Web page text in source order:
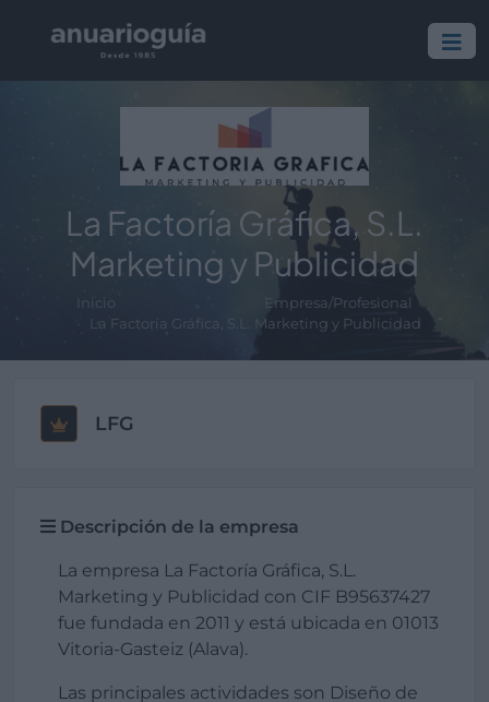
La Factoría Gráfica, S.L.
Marketing y Publicidad
Inicio
Empresa/Profesional
La Factoría Gráfica, S.L. Marketing y Publicidad
LFG
Descripción de la empresa
La empresa La Factoría Gráfica, S.L.
Marketing y Publicidad con CIF B95637427
fue fundada en 2011 y está ubicada en 01013
Vitoria-Gasteiz (Alava).
Las principales actividades son Diseño de